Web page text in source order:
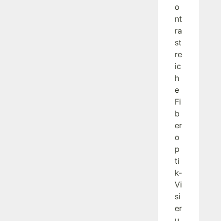
o
nt
ra
st
re
ic
h
e
Fi
b
er
o
p
ti
k-
Vi
si
er